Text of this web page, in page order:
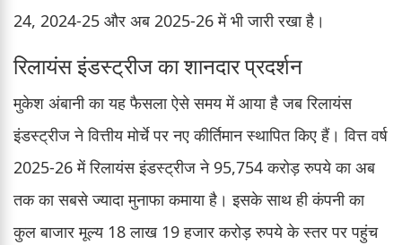
24, 2024-25 और अब 2025-26 में भी जारी रखा है।
रिलायंस इंडस्ट्रीज का शानदार प्रदर्शन
मुकेश अंबानी का यह फैसला ऐसे समय में आया है जब रिलायंस
इंडस्ट्रीज ने वित्तीय मोर्चे पर नए कीर्तिमान स्थापित किए हैं। वित्त वर्ष
2025-26 में रिलायंस इंडस्ट्रीज ने 95,754 करोड़ रुपये का अब
तक का सबसे ज्यादा मुनाफा कमाया है। इसके साथ ही कंपनी का
कुल बाजार मूल्य 18 लाख 19 हजार करोड़ रुपये के स्तर पर पहुंच